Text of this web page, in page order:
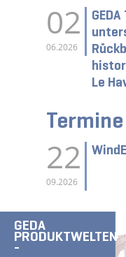
02
06.2026
Le
Termine
22
09.2026
GEDA
PRODUKTWELTEN
-